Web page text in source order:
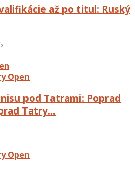
až po titul: Ruský
Open
pod Tatrami: Poprad
Tatry…
Open